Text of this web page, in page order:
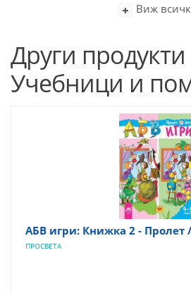
Виж
Други продукти
Учебници и
АБВ игри: Книжка 2 - Пролет
ПРОСВЕТА